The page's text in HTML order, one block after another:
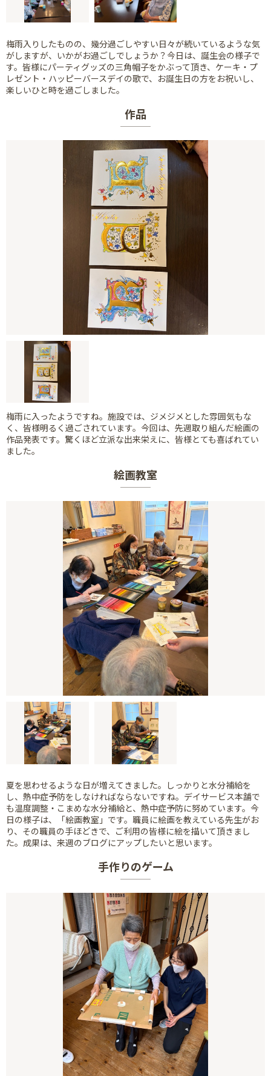
梅雨入りしたものの、幾分過ごしやすい日々が続いているような気
がしますが、いかがお過ごしでしょうか？今日は、誕生会の様子で
す。皆様にパーティグッズの三角帽子をかぶって頂き、ケーキ・プ
レゼント・ハッピーバースデイの歌で、お誕生日の方をお祝いし、
楽しいひと時を過ごしました。
作品
梅雨に入ったようですね。施設では、ジメジメとした雰囲気もな
く、皆様明るく過ごされています。今回は、先週取り組んだ絵画の
作品発表です。驚くほど立派な出来栄えに、皆様とても喜ばれてい
ました。
絵画教室
夏を思わせるような日が増えてきました。しっかりと水分補給を
し、熱中症予防をしなければならないですね。デイサービス本舗で
も温度調整・こまめな水分補給と、熱中症予防に努めています。今
日の様子は、「絵画教室」です。職員に絵画を教えている先生がお
り、その職員の手ほどきで、ご利用の皆様に絵を描いて頂きまし
た。成果は、来週のブログにアップしたいと思います。
手作りのゲーム